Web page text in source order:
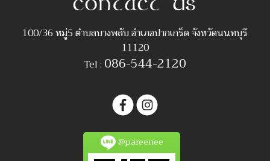
100/36 หมู่5 ตำบลบางพลับ อำเภอปากเกร็ด จังหวัดนนทบุรี
11120
Tel : 086-544-2120
@pareenee